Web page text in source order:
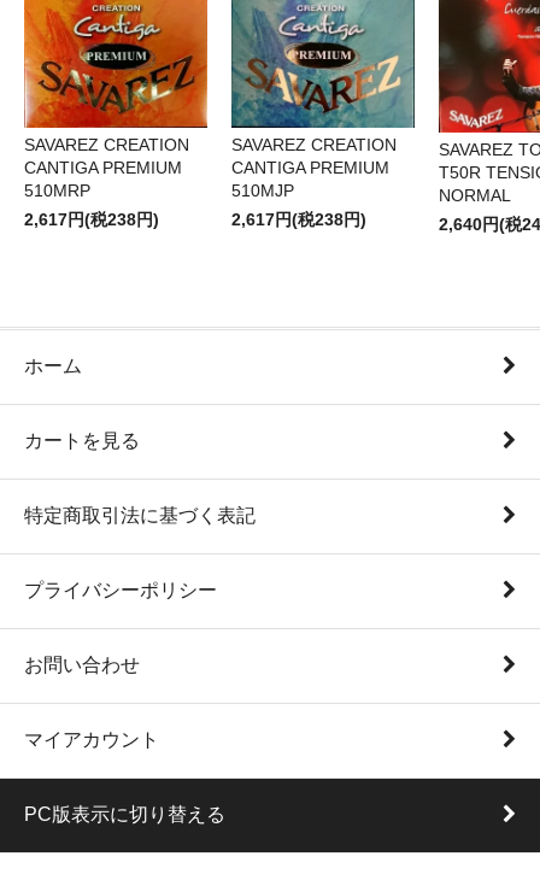
SAVAREZ CREATION
CANTIGA PREMIUM
510MRP
2,617円(税238円)
SAVAREZ CREATION
CANTIGA PREMIUM
510MJP
2,617円(税238円)
SAVAREZ
T50R
NORMAL
2,640円(税
ホーム
カートを見る
特定商取引法に基づく表記
プライバシーポリシー
お問い合わせ
マイアカウント
PC版表示に切り替える